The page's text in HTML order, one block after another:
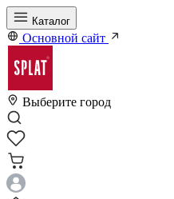
Каталог
Основной сайт
Выберите город